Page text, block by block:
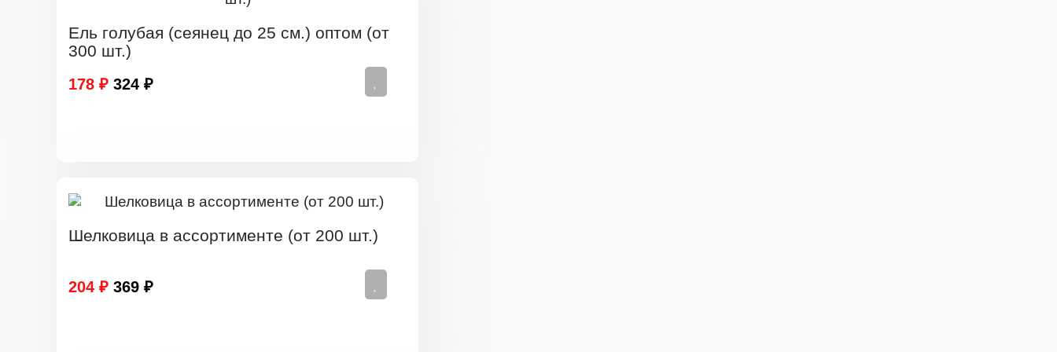
Ель голубая (сеянец до 25 см.) оптом (от
300 шт.)
178 ₽ 324 ₽
Шелковица в ассортименте (от 200 шт.)
204 ₽ 369 ₽